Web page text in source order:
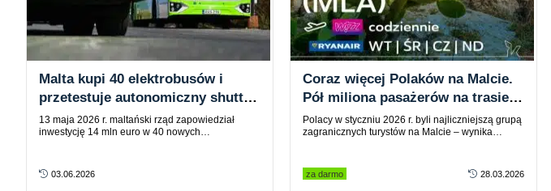
Malta kupi 40 elektrobusów i
przetestuje autonomiczny shuttle
bus
13 maja 2026 r. maltański rząd zapowiedział
inwestycję 14 mln euro w 40 nowych…
03.06.2026
Coraz więcej Polaków na Malcie.
Pół miliona pasażerów na trasie z
Katowic
Polacy w styczniu 2026 r. byli najliczniejszą grupą
zagranicznych turystów na Malcie – wynika…
za darmo 28.03.2026